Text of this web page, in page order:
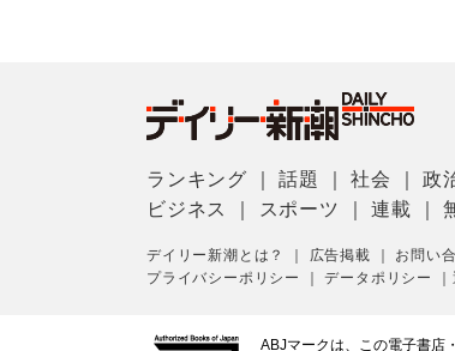
ランキング ｜話題 ｜社会 ｜政
ビジネス
スポーツ ｜連載 ｜
デイリー新潮とは？ ｜ 広告掲載 ｜ お問い
プライバシーポリシー
｜データポリシー ｜
ABJマークは、この電子書店